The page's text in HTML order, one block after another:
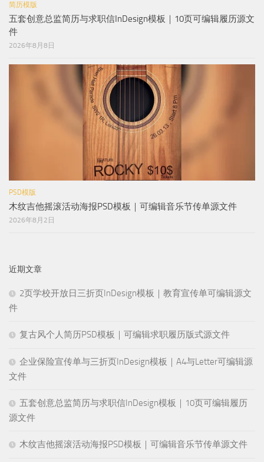
简历模版
五套创意总监简历与求职信InDesign模板｜10页可编辑履历源文
件
2026年8月8日
PSD模版
木纹吉他摇滚活动海报PSD模板｜可编辑音乐节传单源文件
2026年8月2日
近期文章
2页学校开放日三折页InDesign模板｜教育宣传单可编辑源文
件
复古风个人简历PSD模板｜可编辑求职履历版式源文件
企业保险宣传单与三折页InDesign模板｜A4与Letter可编辑源
文件
五套创意总监简历与求职信InDesign模板｜10页可编辑履历
源文件
木纹吉他摇滚活动海报PSD模板｜可编辑音乐节传单源文件